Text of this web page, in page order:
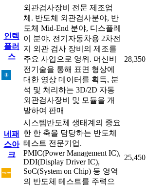
인텍
플러
스
외관검사장비 전문 제조업
체. 반도체 외관검사분야, 반
도체 Mid-End 분야, 디스플레
이 분야, 전기자동차용 2차전
지 외관 검사 장비의 제조를
주요 사업으로 영위. 머신비
전기술을 통해 표면 형상에
대한 영상 데이터를 획득, 분
석 및 처리하는 3D/2D 자동
외관검사장비 및 모듈을 개
발하여 판매
28,350
네패
스아
크
시스템반도체 생태계의 중요
한 한 축을 담당하는 반도체
테스트 전문기업.
PMIC(Power Management IC),
DDI(Display Driver IC),
SoC(System on Chip) 등 영역
의 반도체 테스트를 주력으
25,450